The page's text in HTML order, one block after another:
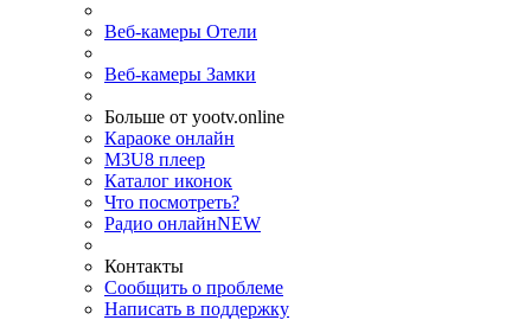
Веб-камеры Отели
Веб-камеры Замки
Больше от yootv.online
Караоке онлайн
M3U8 плеер
Каталог иконок
Что посмотреть?
Радио онлайнNEW
Контакты
Сообщить о проблеме
Написать в поддержку